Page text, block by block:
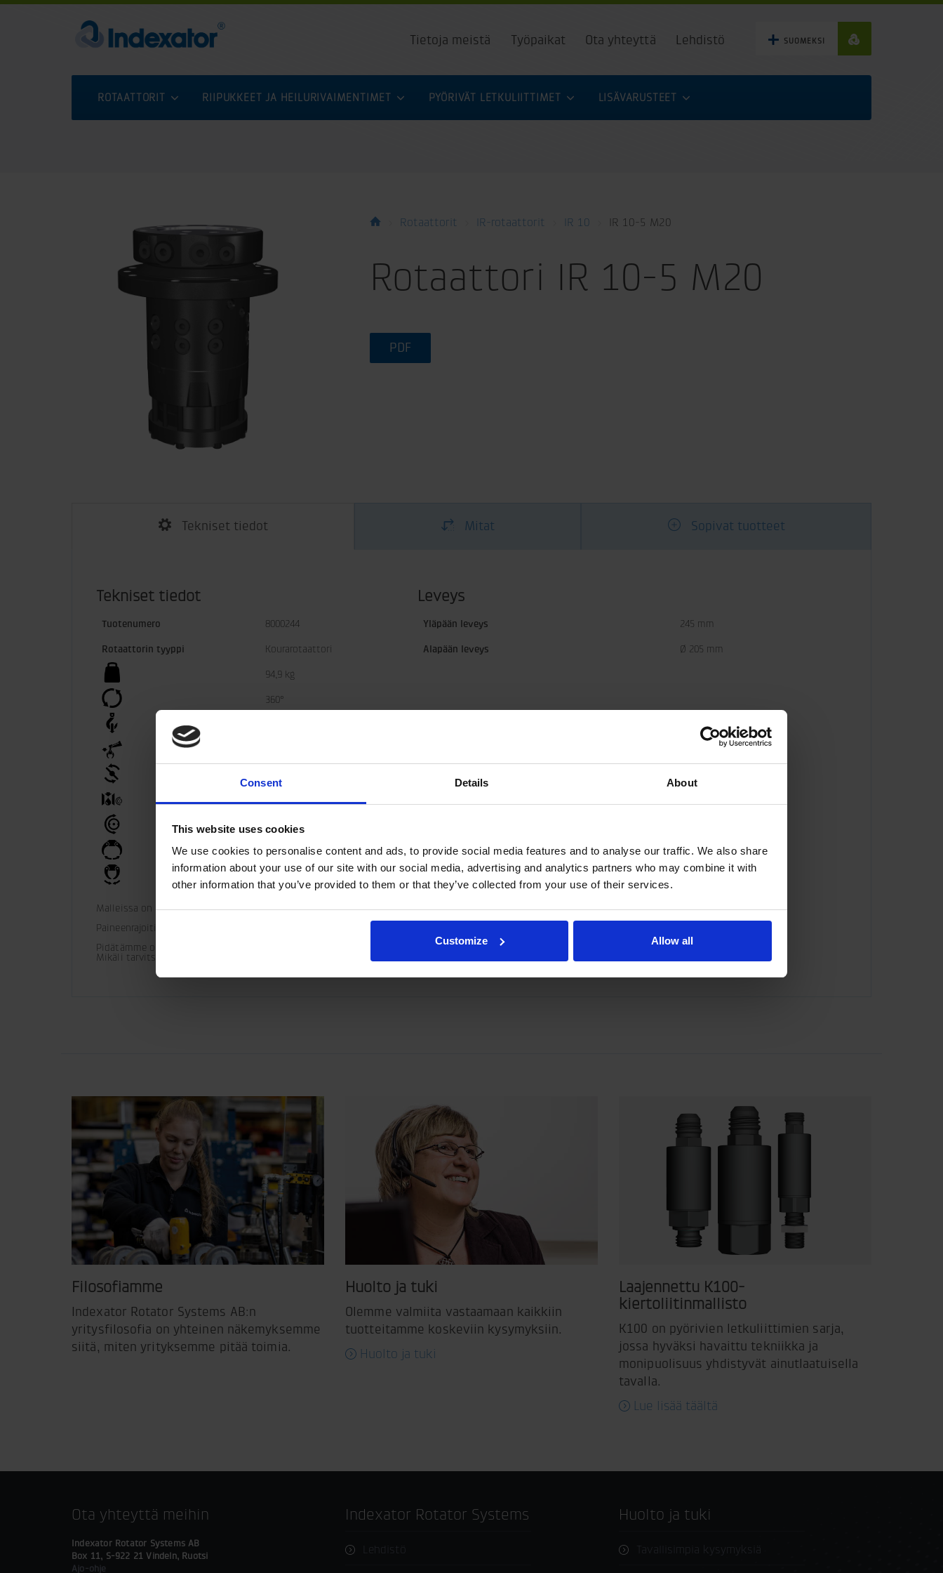
Consent Details About
This website uses cookies
We use cookies to personalise content and ads, to provide social media features and to analyse our traffic. We also share
information about your use of our site with our social media, advertising and analytics partners who may combine it with
other information that you’ve provided to them or that they’ve collected from your use of their services.
Customize Allow all
SUOMEKSI
Tietoja meistä Työpaikat Ota yhteyttä Lehdistö
ROTAATTORIT RIIPUKKEET JA HEILURIVAIMENTIMET PYÖRIVÄT LETKULIITTIMET LISÄVARUSTEET
Rotaattorit IR-rotaattorit IR 10 IR 10-5 M20
Rotaattori IR 10-5 M20
PDF
Tekniset tiedot Mitat Sopivat tuotteet
Tekniset tiedot
Tuotenumero 8000244
Rotaattorin tyyppi Kourarotaattori
94,9 kg
360°
25 l/min
19 MPa
35 MPa
Leveys
Yläpään leveys 245 mm
Alapään leveys Ø 205 mm
Malleissa on neljä tai viisi liitäntämahdollisuutta letkutukselle.
Paineenrajoitin asennettu moottoriin.
Pidätämme oikeuden tuotemuutoksiin.
Mikäli tarvitset lisää teknisiä tietoja asennuksesta tai hydrauliikan liitännöistä, lähetä sähköpostia osoitteeseen rotator@indexator.com
Filosofiamme
Indexator Rotator Systems AB:n
yritysfilosofia on yhteinen näkemyksemme
siitä, miten yrityksemme pitää toimia.
Huolto ja tuki
Olemme valmiita vastaamaan kaikkiin
tuotteitamme koskeviin kysymyksiin.
Huolto ja tuki
Laajennettu K100-
kiertoliitinmallisto
K100 on pyörivien letkuliittimien sarja,
jossa hyväksi havaittu tekniikka ja
monipuolisuus yhdistyvät ainutlaatuisella
tavalla.
Lue lisää täältä
Ota yhteyttä meihin
Indexator Rotator Systems AB
Box 11, S-922 21 Vindeln, Ruotsi
Ajo-ohje
Indexator Rotator Systems
Lehdistö
Huolto ja tuki
Tavallisimpia kysymyksiä